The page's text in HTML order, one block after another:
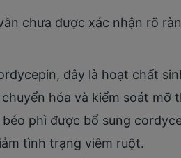
chưa được xác nhận rõ
đây là hoạt chất
hóa và kiểm soát mỡ
phì được bổ sung
tình trạng viêm ruột.